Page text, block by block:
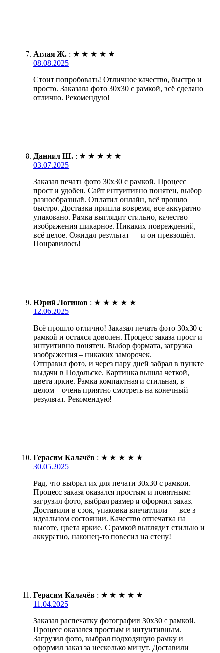
Аглая Ж. : ★ ★ ★ ★ ★
08.08.2025
Стоит попробовать! Отличное качество, быстро и
просто. Заказала фото 30х30 с рамкой, всё сделано
отлично. Рекомендую!
Даниил Ш. : ★ ★ ★ ★ ★
03.07.2025
Заказал печать фото 30х30 с рамкой. Процесс
прост и удобен. Сайт интуитивно понятен, выбор
разнообразный. Оплатил онлайн, всё прошло
быстро. Доставка пришла вовремя, всё аккуратно
упаковано. Рамка выглядит стильно, качество
изображения шикарное. Никаких повреждений,
всё целое. Ожидал результат — и он превзошёл.
Понравилось!
Юрий Логинов : ★ ★ ★ ★ ★
12.06.2025
Всё прошло отлично! Заказал печать фото 30х30 с
рамкой и остался доволен. Процесс заказа прост и
интуитивно понятен. Выбор формата, загрузка
изображения – никаких заморочек.
Отправил фото, и через пару дней забрал в пункте
выдачи в Подольске. Картинка вышла четкой,
цвета яркие. Рамка компактная и стильная, в
целом – очень приятно смотреть на конечный
результат. Рекомендую!
Герасим Калачёв : ★ ★ ★ ★ ★
30.05.2025
Рад, что выбрал их для печати 30х30 с рамкой.
Процесс заказа оказался простым и понятным:
загрузил фото, выбрал размер и оформил заказ.
Доставили в срок, упаковка впечатлила — все в
идеальном состоянии. Качество отпечатка на
высоте, цвета яркие. С рамкой выглядит стильно и
аккуратно, наконец-то повесил на стену!
Герасим Калачёв : ★ ★ ★ ★ ★
11.04.2025
Заказал распечатку фотографии 30х30 с рамкой.
Процесс оказался простым и интуитивным.
Загрузил фото, выбрал подходящую рамку и
оформил заказ за несколько минут. Доставили